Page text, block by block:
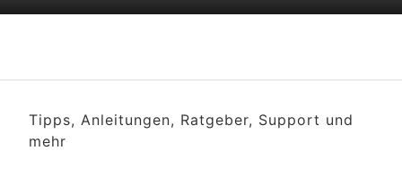
Tipps, Anleitungen, Ratgeber, Support und
mehr